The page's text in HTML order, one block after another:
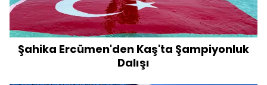
Şahika Ercümen'den Kaş'ta Şampiyonluk
Dalışı